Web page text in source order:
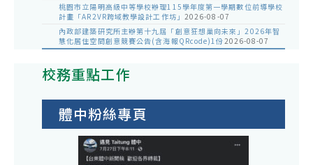
桃園市立陽明高級中等學校辦理115學年度第一學期數位前導學校
計畫「AR2VR跨域教學設計工作坊」 2026-08-07
內政部建築研究所主辦第十九屆「創意狂想巢向未來」2026年智
慧化居住空間創意競賽公告(含海報QRcode)1份2026-08-07
校務重點工作
體中粉絲專頁